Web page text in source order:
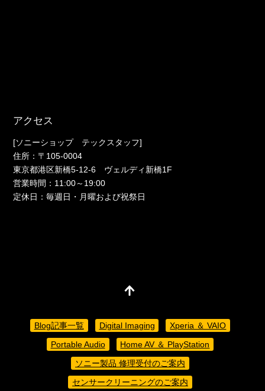
アクセス
[ソニーショップ テックスタッフ]
住所：〒105-0004
東京都港区新橋5-12-6 ヴェルディ新橋1F
営業時間：11:00～19:00
定休日：毎週日・月曜および祝祭日
Blog記事一覧 Digital Imaging
Xperia ＆ VAIO
Portable Audio
Home AV ＆ PlayStation
ソニー製品 修理受付のご案内
センサークリーニングのご案内